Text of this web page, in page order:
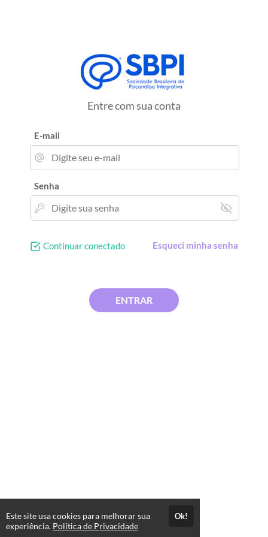
Entre com sua conta
E-mail
Senha
Continuar conectado Esqueci minha senha
ENTRAR
Este site usa cookies para melhorar sua
experiência. Política de Privacidade
Ok!